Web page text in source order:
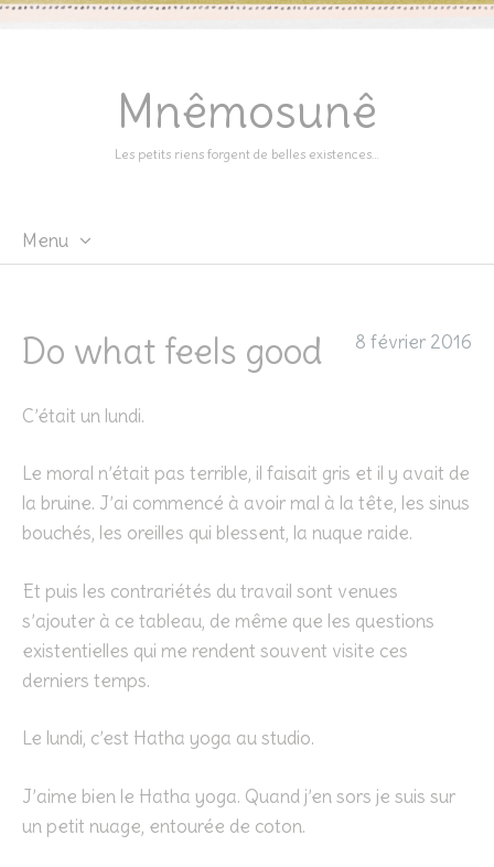
Mnêmosunê
Les petits riens forgent de belles existences…
Menu
Do what feels good 8 février 2016
C’était un lundi.
Le moral n’était pas terrible, il faisait gris et il y avait de
la bruine. J’ai commencé à avoir mal à la tête, les sinus
bouchés, les oreilles qui blessent, la nuque raide.
Et puis les contrariétés du travail sont venues
s’ajouter à ce tableau, de même que les questions
existentielles qui me rendent souvent visite ces
derniers temps.
Le lundi, c’est Hatha yoga au studio.
J’aime bien le Hatha yoga. Quand j’en sors je suis sur
un petit nuage, entourée de coton.